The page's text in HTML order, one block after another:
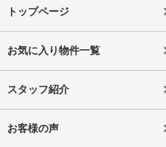
トップページ
お気に入り物件一覧
スタッフ紹介
お客様の声